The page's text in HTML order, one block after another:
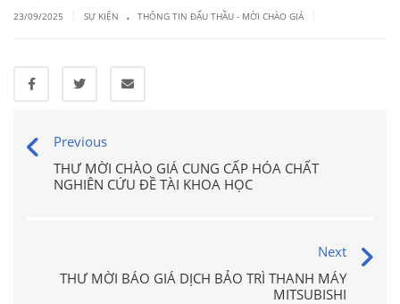
23/09/2025 SỰ KIỆN . THÔNG TIN ĐẤU THẦU - MỜI CHÀO GIÁ
Previous
THƯ MỜI CHÀO GIÁ CUNG CẤP HÓA CHẤT
NGHIÊN CỨU ĐỀ TÀI KHOA HỌC
Next
THƯ MỜI BÁO GIÁ DỊCH BẢO TRÌ THANH MÁY
MITSUBISHI